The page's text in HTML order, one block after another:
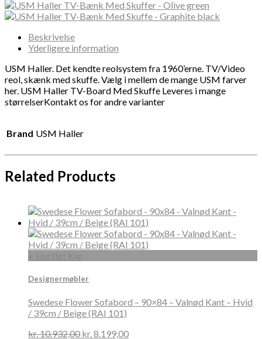
Beskrivelse
Yderligere information
USM Haller. Det kendte reolsystem fra 1960’erne. TV/Video
reol, skænk med skuffe. Vælg i mellem de mange USM farver
her. USM Haller TV-Board Med Skuffe Leveres i mange
størrelserKontakt os for andre varianter
Brand USM Haller
Related Products
Designermøbler
Swedese Flower Sofabord – 90×84 – Valnød Kant – Hvid
/ 39cm / Beige (RAI 101)
kr.10.932,00 kr.8.199,00